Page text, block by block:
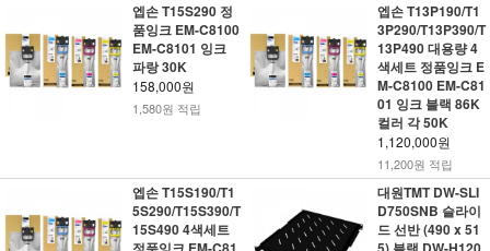
엡손 T15S290 정
품잉크 EM-C8100
EM-C8101 잉크
파랑 30K
158,000원
1,580원 적립
엡손 T13P190/T1
3P290/T13P390/T
13P490 대용량 4
색세트 정품잉크 E
M-C8100 EM-C81
01 잉크 블랙 86K
컬러 각 50K
1,120,000원
11,200원 적립
엡손 T15S190/T1
5S290/T15S390/T
15S490 4색세트
대원TMT DW-SLI
D750SNB 슬라이
드 선반 (490 x 51